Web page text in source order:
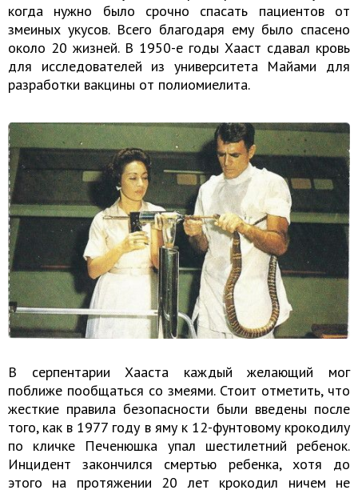
когда нужно было срочно спасать пациентов от
змеиных укусов. Всего благодаря ему было спасено
около 20 жизней. В 1950-е годы Хааст сдавал кровь
для исследователей из университета Майами для
разработки вакцины от полиомиелита.
В серпентарии Хааста каждый желающий мог
поближе пообщаться со змеями. Стоит отметить, что
жесткие правила безопасности были введены после
того, как в 1977 году в яму к 12-фунтовому крокодилу
по кличке Печенюшка упал шестилетний ребенок.
Инцидент закончился смертью ребенка, хотя до
этого на протяжении 20 лет крокодил ничем не